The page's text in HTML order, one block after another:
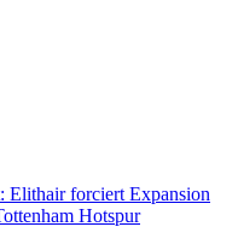
Elithair forciert Expansion
Hotspur